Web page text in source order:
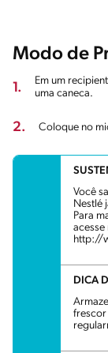
Modo de
1.
Em um
uma caneca.
2. Coloque no
Você
Nestlé
Para
acesse
http://
DICA
frescor